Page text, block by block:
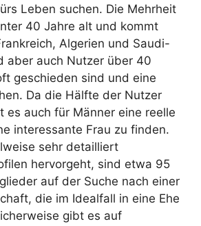
Leben suchen. Die Mehrheit
40 Jahre alt und kommt
Algerien und Saudi-
aber auch Nutzer über 40
geschieden sind und eine
Da die Hälfte der Nutzer
es auch für Männer eine reelle
interessante Frau zu finden.
sehr detailliert
hervorgeht, sind etwa 95
auf der Suche nach einer
die im Idealfall in eine Ehe
gibt es auf